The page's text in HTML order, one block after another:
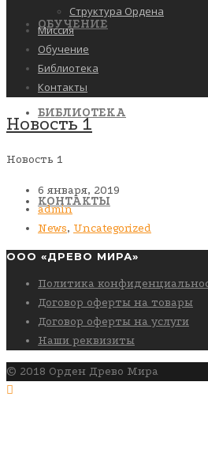
ОБУЧЕНИЕ
БИБЛИОТЕКА
КОНТАКТЫ
Структура Ордена
Миссия
Обучение
Библиотека
Контакты
Новость 1
Новость 1
6 января, 2019
admin
News, Uncategorized
ООО «ДРЕВО МИРА»
Политика
Договор оферты на товары
Договор оферты на услуги
Наши реквизиты
© 2018 Орден Древо Мира